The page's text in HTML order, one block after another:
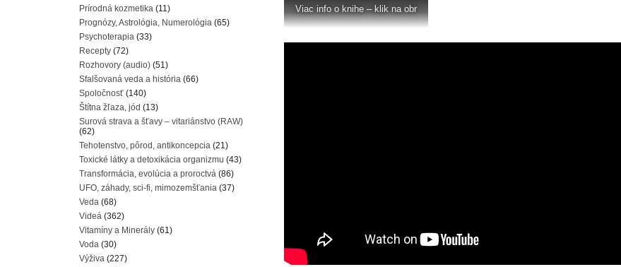
Viac info o knihe – klik na obr
Prírodná kozmetika (11)
Prognózy, Astrológia, Numerológia (65)
Psychoterapia (33)
Recepty (72)
Rozhovory (audio) (51)
Sfalšovaná veda a história (66)
Spoločnosť (140)
Štítna žľaza, jód (13)
Surová strava a šťavy – vitariánstvo (RAW)
(62)
Tehotenstvo, pôrod, antikoncepcia (21)
Toxické látky a detoxikácia organizmu (43)
Transformácia, evolúcia a proroctvá (86)
UFO, záhady, sci-fi, mimozemšťania (37)
Veda (68)
Videá (362)
Vitamíny a Minerály (61)
Voda (30)
Výživa (227)